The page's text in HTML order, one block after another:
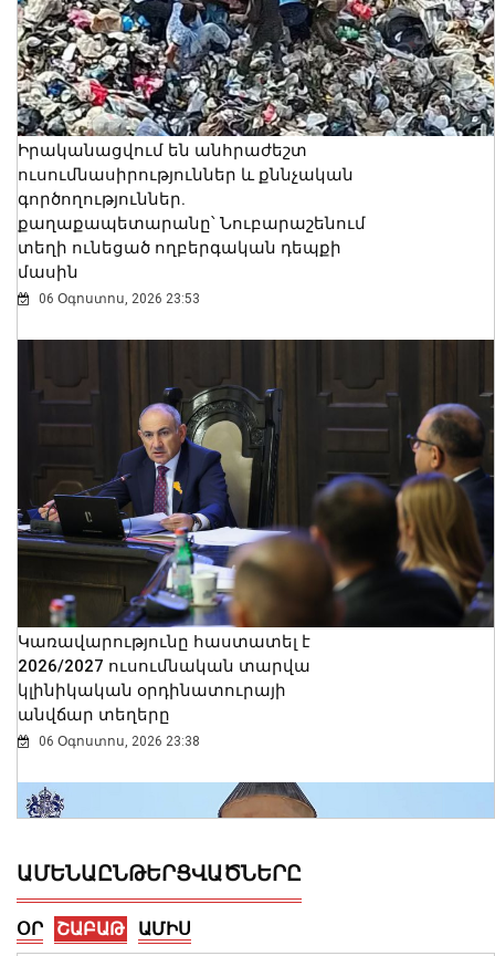
Իրականացվում են անհրաժեշտ
ուսումնասիրություններ և քննչական
գործողություններ.
քաղաքապետարանը՝ Նուբարաշենում
տեղի ունեցած ողբերգական դեպքի
մասին
06 Օգոստոս, 2026 23:53
Կառավարությունը հաստատել է
2026/2027 ուսումնական տարվա
կլինիկական օրդինատուրայի
անվճար տեղերը
06 Օգոստոս, 2026 23:38
ԱՄԵՆԱԸՆԹԵՐՑՎԱԾՆԵՐԸ
ՕՐ ՇԱԲԱԹ ԱՄԻՍ